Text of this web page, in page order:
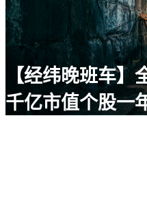
【经纬晚班车
千亿市值个股一